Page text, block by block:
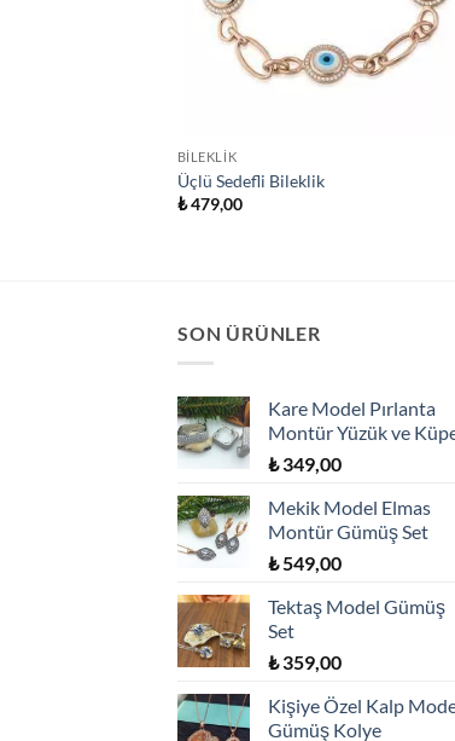
BILEKLIK
Üçlü Sedefli Bileklik
₺479,00
SON ÜRÜNLER
Kare Model Pırlanta
Montür Yüzük ve
₺349,00
Mekik Model Elmas
Montür Gümüş Set
₺549,00
Tektaş Model Gümüş
Set
₺359,00
Kişiye Özel Kalp
Gümüş Kolye